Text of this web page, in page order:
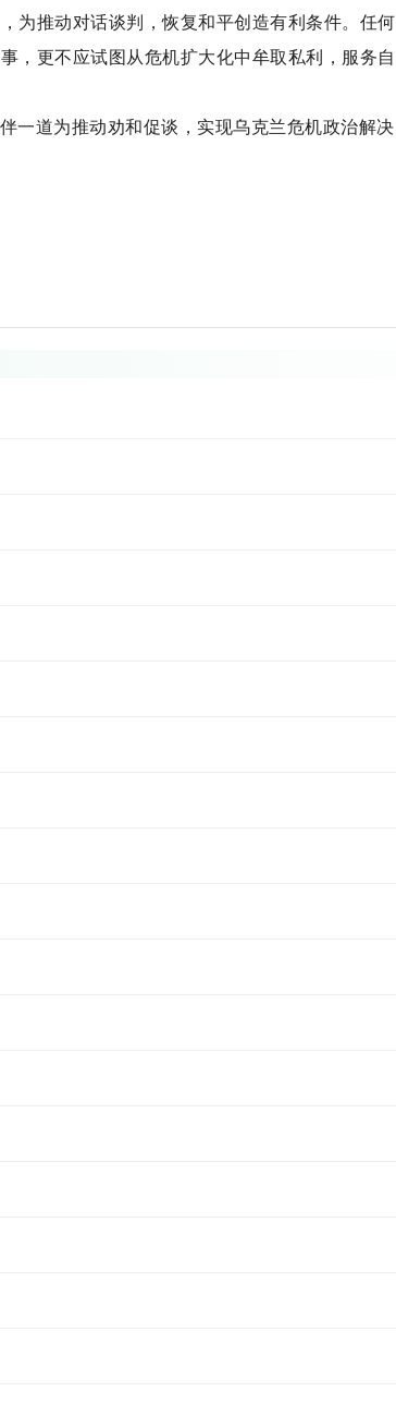
为推动对话谈判，恢复和平创造有利条件。任何
，更不应试图从危机扩大化中牟取私利，服务自
一道为推动劝和促谈，实现乌克兰危机政治解决